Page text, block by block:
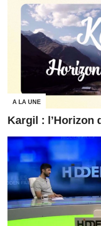
A LA UNE
Kargil : l’Horizon